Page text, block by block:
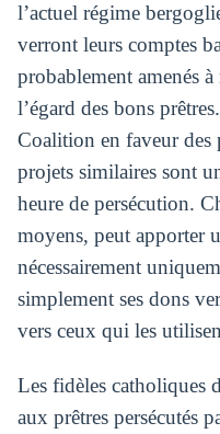
l’actuel régime
verront leurs comptes
probablement amenés
l’égard des bons
Coalition en faveur des
projets similaires sont
heure de persécution.
moyens, peut apporter
nécessairement
simplement ses dons
vers ceux qui les
Les fidèles catholiques
aux prêtres persécutés